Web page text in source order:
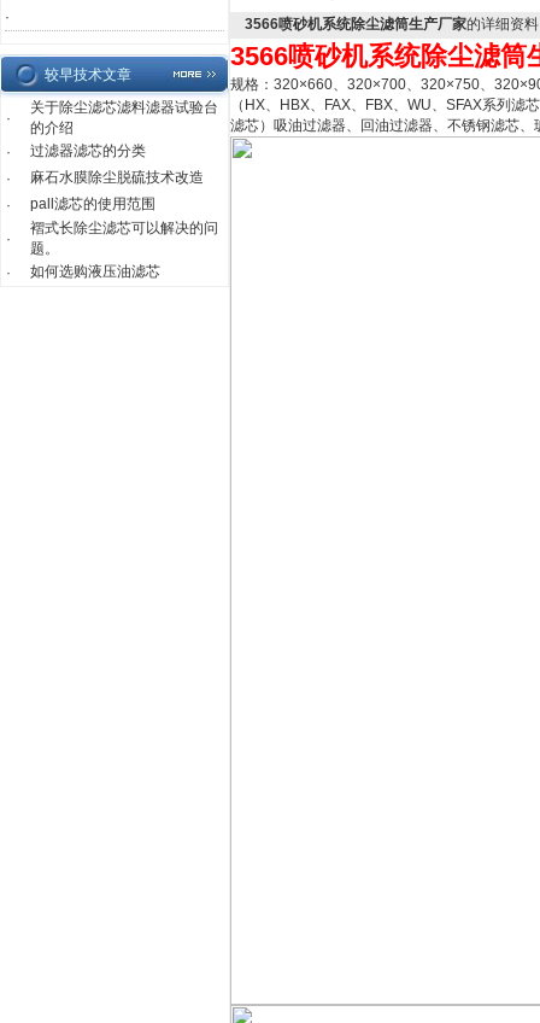
·
较早技术文章
·
关于除尘滤芯滤料滤器试验台
的介绍
·
过滤器滤芯的分类
·
麻石水膜除尘脱硫技术改造
·
pall滤芯的使用范围
·
褶式长除尘滤芯可以解决的问
题。
·
如何选购液压油滤芯
3566喷砂机系统除尘滤筒生产厂家的详细资
3566喷砂机系统除尘滤筒
规格：320×660、320×700、320×750、
（HX、HBX、FAX、FBX、WU、SFAX系列
滤芯）吸油过滤器、回油过滤器、不锈钢滤芯